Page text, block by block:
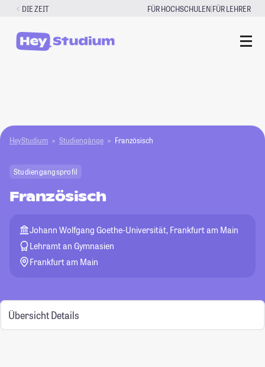
Zum
springen
DIE ZEIT FÜR HOCHSCHULEN|FÜR LEHRER
HeyStudium Studiengänge Französisch
Studiengangsprofil
Französisch
Johann Wolfgang Goethe-Universität, Frankfurt am Main
Lehramt an Gymnasien
Frankfurt am Main
Übersicht Details